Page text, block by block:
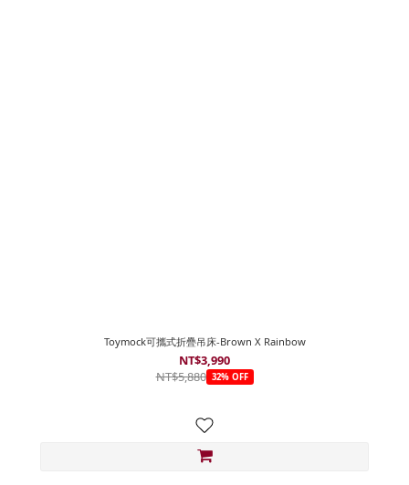
Toymock可攜式折疊吊床-Brown X Rainbow
NT$3,990
NT$5,880 32% OFF